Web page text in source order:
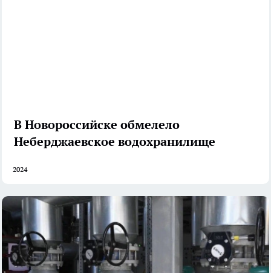
В Новороссийске обмелело
Неберджаевское водохранилище
2024